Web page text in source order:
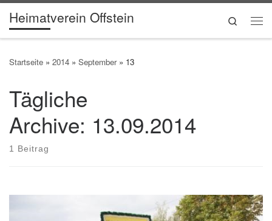
Zum Inhalt springen
Heimatverein Offstein
Search
Startseite » 2014 » September » 13
Tägliche
Archive: 13.09.2014
1 Beitrag